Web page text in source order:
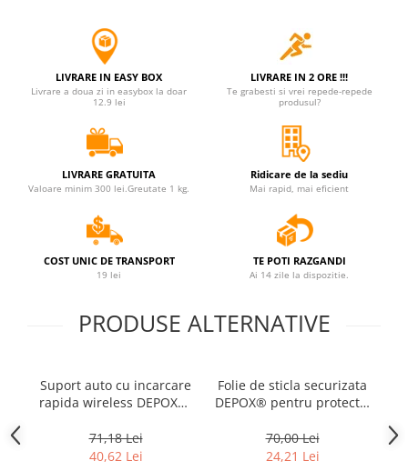
Figurine si masinute duble
Instrumente muzicale de jucarie
Gaming, Carti & Birotica
Costume spiderman
ACCESORII & DIVERSE
Accesorii decorative
Jocuri de sah si table
Produse si dispozitive ajutatoare
CASA SI GRADINA
Cutite & seturi de cutite
Cutite japoneze
Cutite macelarie
LIVRARE IN EASY BOX
Livrare a doua zi in easybox la doar
12.9 lei
LIVRARE IN 2 ORE !!!
Te grabesti si vrei repede-repede
produsul?
LIVRARE GRATUITA
Valoare minim 300 lei.Greutate 1 kg.
Ridicare de la sediu
Mai rapid, mai eficient
COST UNIC DE TRANSPORT
19 lei
TE POTI RAZGANDI
Ai 14 zile la dispozitie.
PRODUSE ALTERNATIVE
Suport auto cu incarcare
rapida wireless DEPOX®,
plastic, universal, senzor
infrarosu, 13 cm, auriu
71,18 Lei
40,62 Lei
Folie de sticla securizata
DEPOX® pentru protectie
Pro, 3D, Anti-spy, neagra,
acoperire full-cover
70,00 Lei
24,21 Lei